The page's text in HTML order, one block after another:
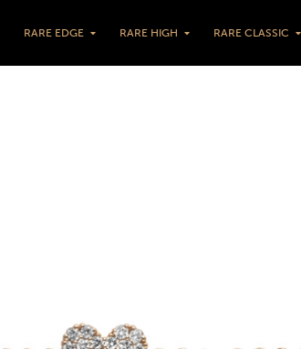
RARE EDGE RARE HIGH RARE CLASSIC